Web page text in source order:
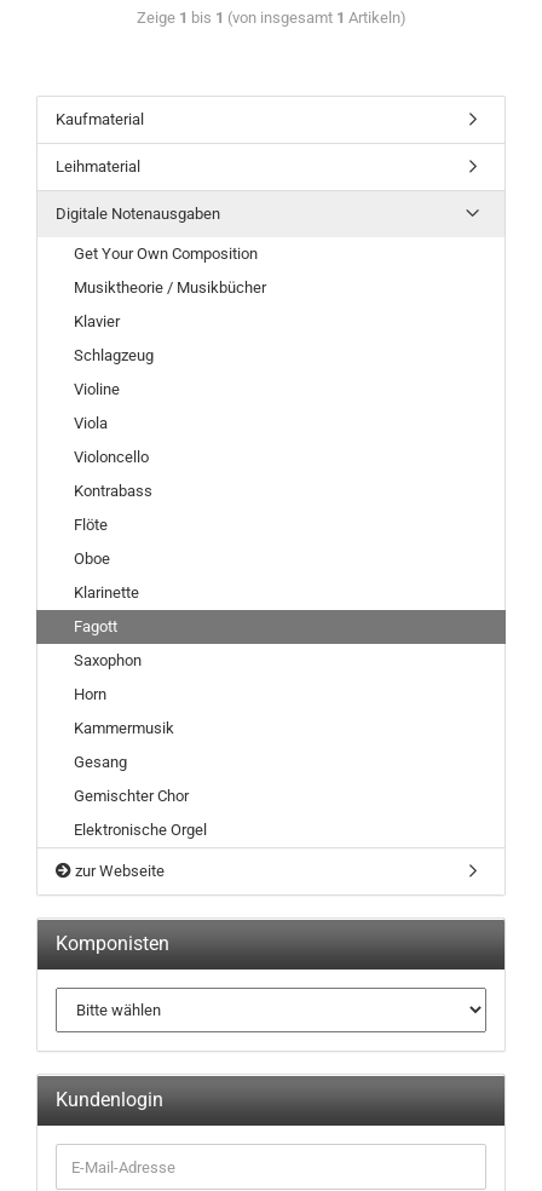
Zeige 1 bis 1 (von insgesamt 1 Artikeln)
Kaufmaterial
Leihmaterial
Digitale Notenausgaben
Get Your Own Composition
Musiktheorie / Musikbücher
Klavier
Schlagzeug
Violine
Viola
Violoncello
Kontrabass
Flöte
Oboe
Klarinette
Fagott
Saxophon
Horn
Kammermusik
Gesang
Gemischter Chor
Elektronische Orgel
zur Webseite
Komponisten
Kundenlogin